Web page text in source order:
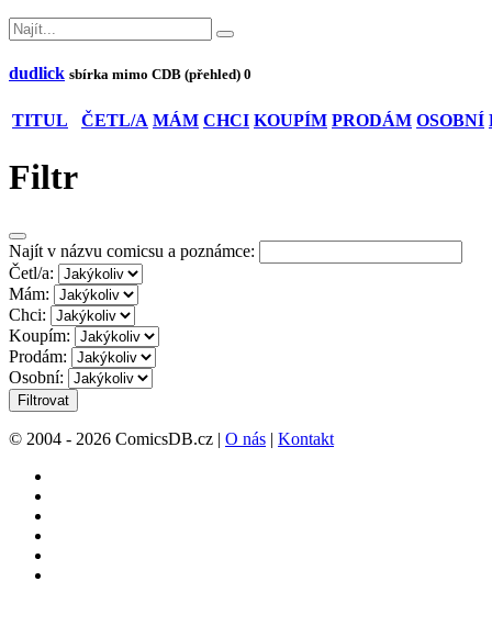
dudlick sbírka mimo CDB (přehled) 0
TITUL ČETL/A MÁM CHCI KOUPÍM PRODÁM OSOBNÍ
Filtr
Najít v názvu comicsu a poznámce:
Četl/a:
Mám:
Chci:
Koupím:
Prodám:
Osobní:
Filtrovat
© 2004 - 2026 ComicsDB.cz | O nás | Kontakt